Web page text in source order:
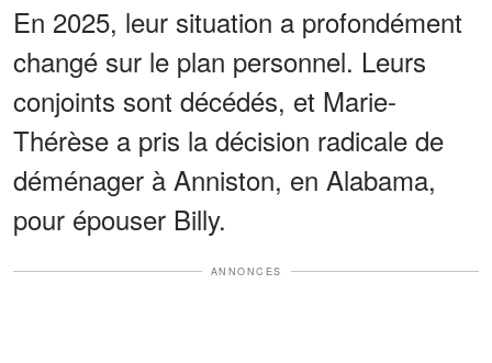
En 2025, leur situation a profondément
changé sur le plan personnel. Leurs
conjoints sont décédés, et Marie-
Thérèse a pris la décision radicale de
déménager à Anniston, en Alabama,
pour épouser Billy.
ANNONCES